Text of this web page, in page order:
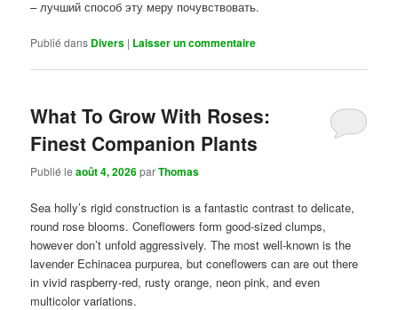
– лучший способ эту меру почувствовать.
Publié dans Divers | Laisser un commentaire
What To Grow With Roses:
Finest Companion Plants
Publié leaoût 4, 2026parThomas
Sea holly’s rigid construction is a fantastic contrast to delicate,
round rose blooms. Coneflowers form good-sized clumps,
however don’t unfold aggressively. The most well-known is the
lavender Echinacea purpurea, but coneflowers can are out there
in vivid raspberry-red, rusty orange, neon pink, and even
multicolor variations.